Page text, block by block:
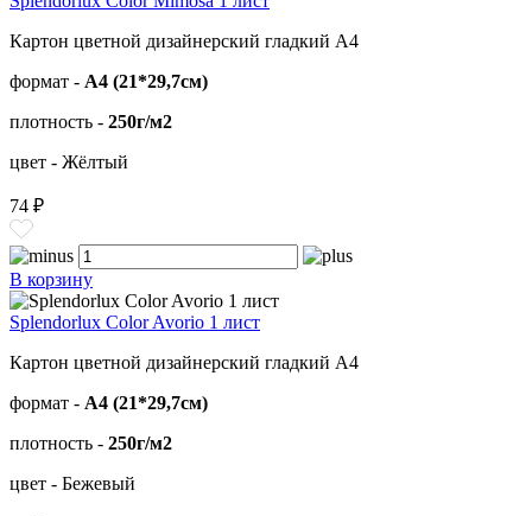
Картон цветной дизайнерский гладкий А4
формат - А4 (21*29,7см)
плотность - 250г/м2
цвет - Жёлтый
74 ₽
В корзину
Splendorlux Color Avorio 1 лист
Картон цветной дизайнерский гладкий А4
формат - А4 (21*29,7см)
плотность - 250г/м2
цвет - Бежевый